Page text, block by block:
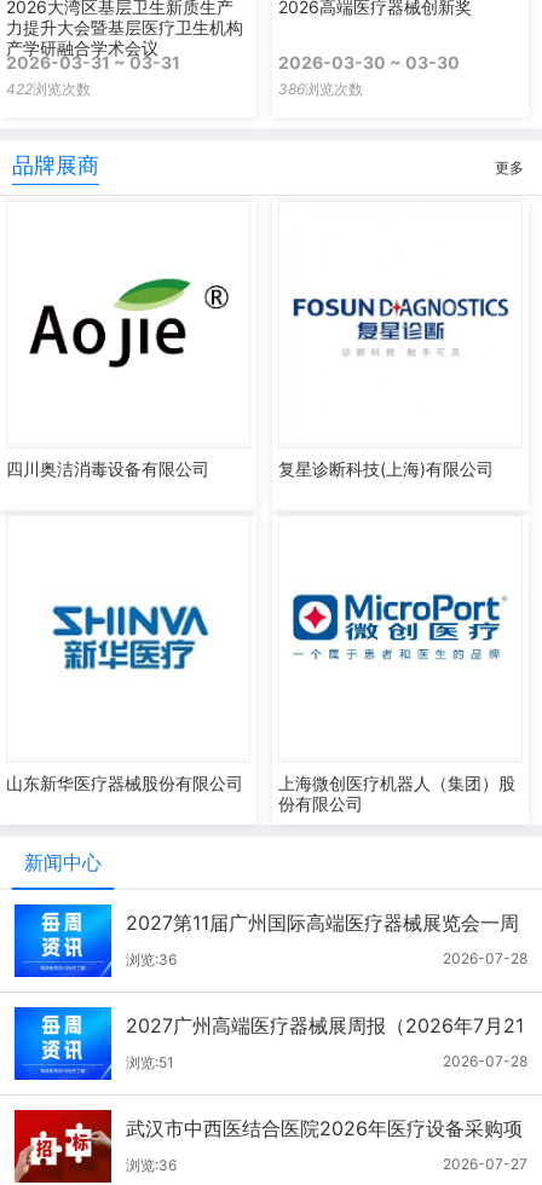
2026大湾区基层卫生新质生产
力提升大会暨基层医疗卫生机构
产学研融合学术会议
2026-03-31 ~ 03-31
422浏览次数
2026高端医疗器械创新奖
2026-03-30 ~ 03-30
386浏览次数
品牌展商 更多
四川奥洁消毒设备有限公司 复星诊断科技(上海)有限公司
山东新华医疗器械股份有限公司
上海微创医疗机器人（集团）股
份有限公司
新闻中心
2027第11届广州国际高端医疗器械展览会一周
报（7.22-7.28）
2026-07-28
浏览:36
2027广州高端医疗器械展周报（2026年7月21
-27日）
2026-07-28
浏览:51
武汉市中西医结合医院2026年医疗设备采购项
目三十三公开招标公告
2026-07-27
浏览:36